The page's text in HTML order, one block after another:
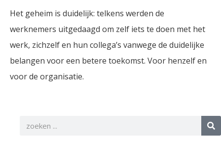
Het geheim is duidelijk: telkens werden de
werknemers uitgedaagd om zelf iets te doen met het
werk, zichzelf en hun collega’s vanwege de duidelijke
belangen voor een betere toekomst. Voor henzelf en
voor de organisatie.